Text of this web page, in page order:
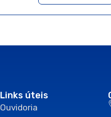
Links úteis
Ouvidoria